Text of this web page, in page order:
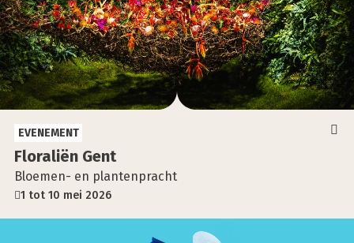
Flo­ra­li­ën Gent
Bloemen- en plantenpracht
1 tot 10 mei 2026
EVENEMENT